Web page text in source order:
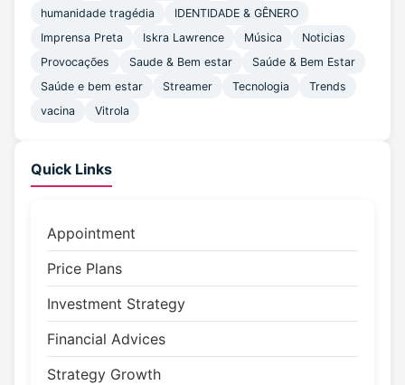
humanidade tragédia
IDENTIDADE & GÊNERO
Imprensa Preta
Iskra Lawrence Música
Noticias
Provocações
Saude & Bem estar
Saúde & Bem Estar
Saúde e bem estar
Streamer Tecnologia
Trends
vacina
Vitrola
Quick Links
Appointment
Price Plans
Investment Strategy
Financial Advices
Strategy Growth